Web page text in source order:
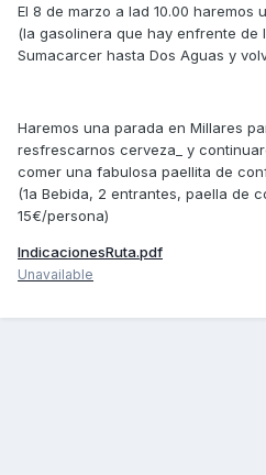
El 8 de marzo a lad 10.00 haremos
(la gasolinera que hay enfrente de
Sumacarcer hasta Dos Aguas y
Haremos una parada en Millares
resfrescarnos cerveza_ y
comer una fabulosa paellita de
(1a Bebida, 2 entrantes, paella de
15€/persona)
IndicacionesRuta.pdf
Unavailable